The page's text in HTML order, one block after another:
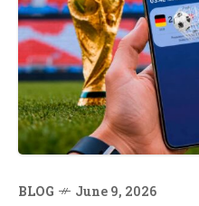
BLOG June 9, 2026